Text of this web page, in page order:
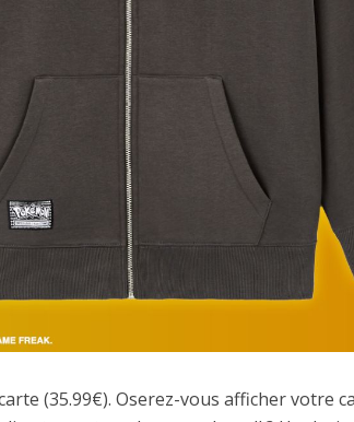
(35.99€). Oserez-vous afficher votre